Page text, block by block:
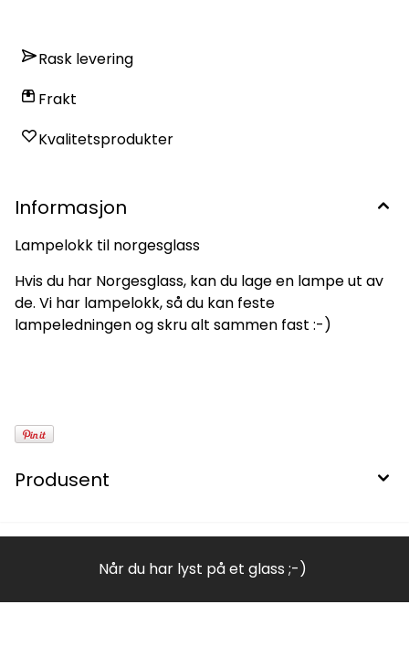
Rask levering
Frakt
Kvalitetsprodukter
Informasjon
Lampelokk til norgesglass
Hvis du har Norgesglass, kan du lage en lampe ut av
de. Vi har lampelokk, så du kan feste
lampeledningen og skru alt sammen fast :-)
Produsent
Når du har lyst på et glass ;-)